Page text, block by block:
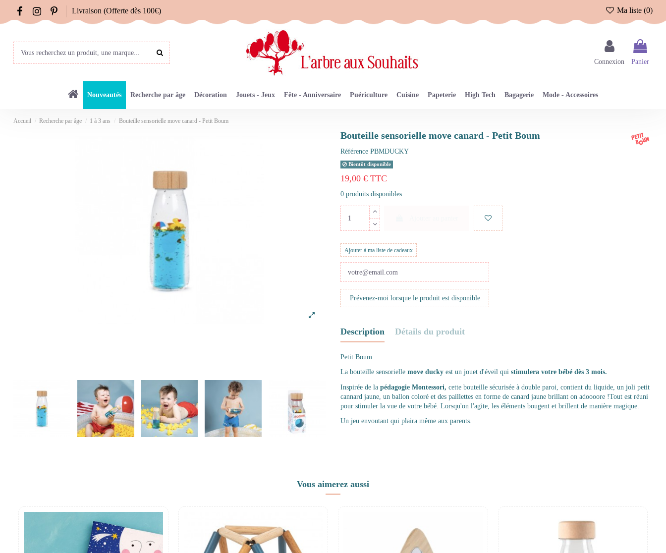
Livraison (Offerte dès 100€) Ma liste (0)
Connexion Panier
Nouveautés Recherche par âge Décoration Jouets - Jeux Fête - Anniversaire Puériculture Cuisine Papeterie High Tech Bagagerie Mode - Accessoires
Accueil Recherche par âge 1 à 3 ans Bouteille sensorielle move canard - Petit Boum
Bouteille sensorielle move canard - Petit Boum
Référence PBMDUCKY
Bientôt disponible
19,00 € TTC
0 produits disponibles
Ajouter à ma liste de cadeaux
Description Détails du produit
Petit Boum
La bouteille sensorielle move ducky est un jouet d'éveil qui stimulera votre bébé dès 3 mois.
Inspirée de la pédagogie Montessori, cette bouteille sécurisée à double paroi, contient du liquide, un joli petit
cannard jaune, un ballon coloré et des paillettes en forme de canard jaune brillant on adoooore !Tout est réuni
pour stimuler la vue de votre bébé. Lorsqu'on l'agite, les éléments bougent et brillent de manière magique.
Un jeu envoutant qui plaira même aux parents.
Vous aimerez aussi